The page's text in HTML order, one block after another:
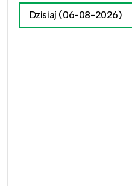
Dzisiaj (06-08-2026)